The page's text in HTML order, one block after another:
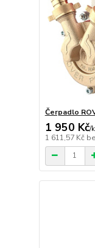
Čerpadlo
1 950 Kč/
1 611,57 Kč